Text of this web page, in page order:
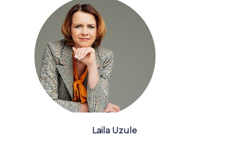
Laila Uzule